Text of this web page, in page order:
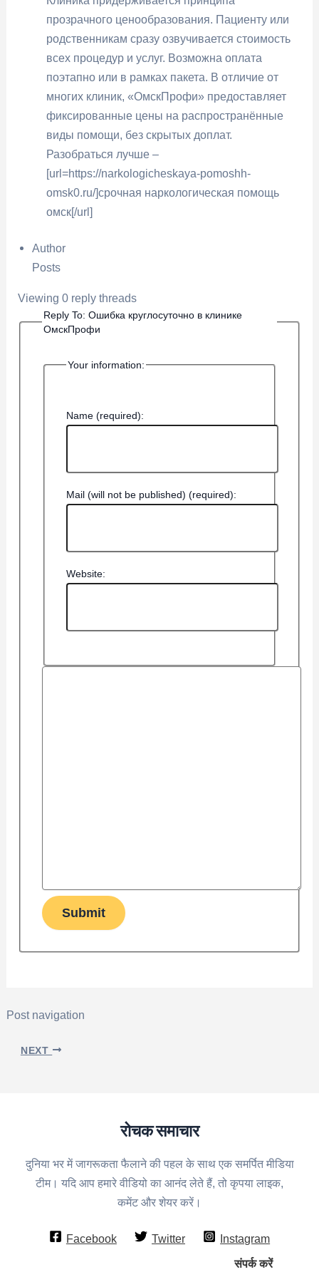
прозрачного ценообразования. Пациенту или
родственникам сразу озвучивается стоимость
всех процедур и услуг. Возможна оплата
поэтапно или в рамках пакета. В отличие от
многих клиник, «ОмскПрофи» предоставляет
фиксированные цены на распространённые
виды помощи, без скрытых доплат.
Разобраться лучше –
[url=https://narkologicheskaya-pomoshh-
omsk0.ru/]срочная наркологическая помощь
омск[/url]
Author
Posts
Viewing 0 reply threads
Reply To: Ошибка круглосуточно в клинике
ОмскПрофи
Your information:
Name (required):
Mail (will not be published) (required):
Website:
Submit
Post navigation
NEXT
रोचक समाचार
दुनिया भर में जागरूकता फैलाने की पहल के साथ एक समर्पित मीडिया
टीम। यदि आप हमारे वीडियो का आनंद लेते हैं, तो कृपया लाइक,
कमेंट और शेयर करें।
Facebook Twitter
Instagram
संपर्क करें